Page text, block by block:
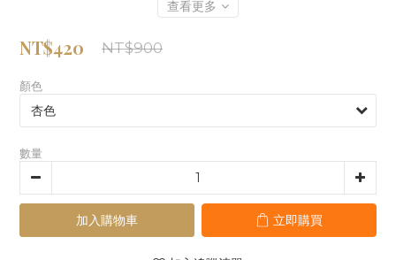
查看更多
NT$420 NT$900
顏色
數量
加入購物車 立即購買